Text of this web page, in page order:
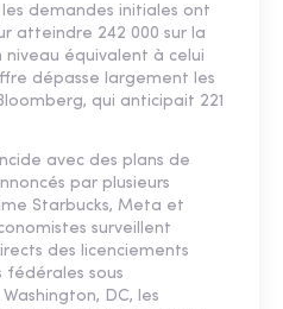
demandes initiales ont
atteindre 242 000 sur la
niveau équivalent à celui
dépasse largement les
qui anticipait 221
avec des plans de
par plusieurs
Starbucks, Meta et
surveillent
des licenciements
fédérales sous
DC, les